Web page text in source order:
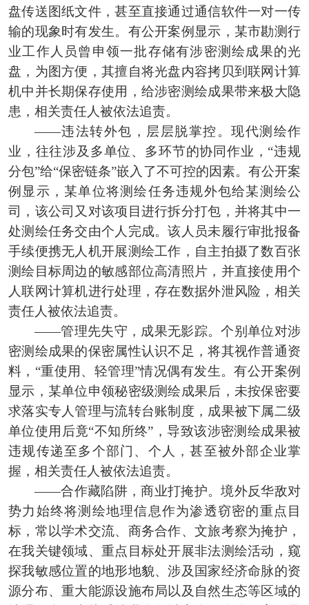
盘传送图纸文件，甚至直接通过通信软件一对一传
输的现象时有发生。有公开案例显示，某市勘测行
业工作人员曾申领一批存储有涉密测绘成果的光
盘，为图方便，其擅自将光盘内容拷贝到联网计算
机中并长期保存使用，给涉密测绘成果带来极大隐
患，相关责任人被依法追责。
——违法转外包，层层脱掌控。现代测绘作
业，往往涉及多单位、多环节的协同作业，“违规
分包”给“保密链条”嵌入了不可控的因素。有公开案
例显示，某单位将测绘任务违规外包给某测绘公
司，该公司又对该项目进行拆分打包，并将其中一
处测绘任务交由个人完成。该人员未履行审批报备
手续便携无人机开展测绘工作，自主拍摄了数百张
测绘目标周边的敏感部位高清照片，并直接使用个
人联网计算机进行处理，存在数据外泄风险，相关
责任人被依法追责。
——管理先失守，成果无影踪。个别单位对涉
密测绘成果的保密属性认识不足，将其视作普通资
料，“重使用、轻管理”情况偶有发生。有公开案例
显示，某单位申领秘密级测绘成果后，未按保密要
求落实专人管理与流转台账制度，成果被下属二级
单位使用后竟“不知所终”，导致该涉密测绘成果被
违规传递至多个部门、个人，甚至被外部企业掌
握，相关责任人被依法追责。
——合作藏陷阱，商业打掩护。境外反华敌对
势力始终将测绘地理信息作为渗透窃密的重点目
标，常以学术交流、商务合作、文旅考察为掩护，
在我关键领域、重点目标处开展非法测绘活动，窥
探我敏感位置的地形地貌、涉及国家经济命脉的资
源分布、重大能源设施布局以及自然生态等区域的